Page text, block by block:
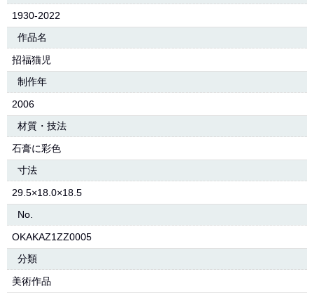
1930-2022
作品名
招福猫児
制作年
2006
材質・技法
石膏に彩色
寸法
29.5×18.0×18.5
No.
OKAKAZ1ZZ0005
分類
美術作品